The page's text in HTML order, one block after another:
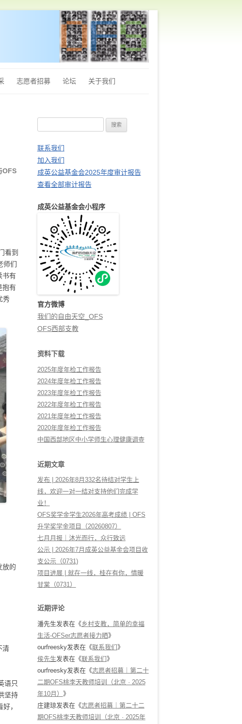
志愿者招募 论坛 关于我们
OFS
看到
师们
书有
抱有
秀
放的
清
语只
坚持
，
：
联系我们
加入我们
成英公益基金会2025年度审计报告
查看全部审计报告
成英公益基金会小程序
官方微博
我们的自由天空_OFS
OFS西部支教
资料下载
2025年度年检工作报告
2024年度年检工作报告
2023年度年检工作报告
2022年度年检工作报告
2021年度年检工作报告
2020年度年检工作报告
中国西部地区中小学师生心理健康调查
近期文章
发布 | 2026年8月332名待结对学生上
线，欢迎一对一结对支持他们完成学
业！
OFS奖学金学生2026年高考成绩 | OFS
升学奖学金项目（20260807）
七月月报｜沐光而行，众行致远
公示 | 2026年7月成英公益基金会项目收
支公示（0731)
项目进展 | 就在一线，桂在有你，情暖
甘棠（0731）
近期评论
潘先生发表在《乡村支教，简单的幸福
生活-OFSer志愿者接力晒》
ourfreesky发表在《联系我们 》
侯先生发表在《联系我们 》
ourfreesky发表在《志愿者招募｜第二十
二期OFS桃李天教师培训（北京 · 2025
年10月） 》
庄建琼发表在《志愿者招募｜第二十二
期OFS桃李天教师培训（北京 · 2025年